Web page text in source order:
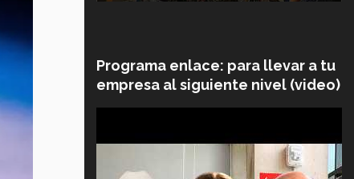
Programa enlace: para llevar a tu
empresa al siguiente nivel (video)